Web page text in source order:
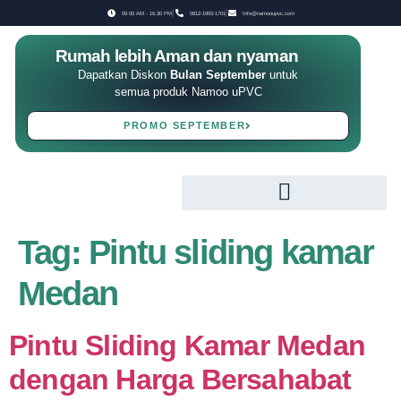
09.00 AM - 16.30 PM 0812-1993-1701 Info@namooupvc.com
Rumah lebih Aman dan nyaman
Dapatkan Diskon Bulan September untuk
semua produk Namoo uPVC
PROMO SEPTEMBER
Tag: Pintu sliding kamar
Medan
Pintu Sliding Kamar Medan
dengan Harga Bersahabat